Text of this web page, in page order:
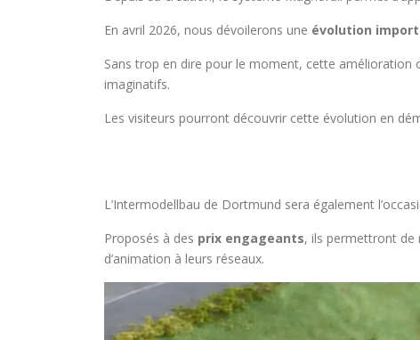
En avril 2026, nous dévoilerons une évolution
Sans trop en dire pour le moment, cette amélioration
imaginatifs.
Les visiteurs pourront découvrir cette évolution en
L’Intermodellbau de Dortmund sera également
Proposés à des prix engageants, ils permettront de
d’animation à leurs réseaux.